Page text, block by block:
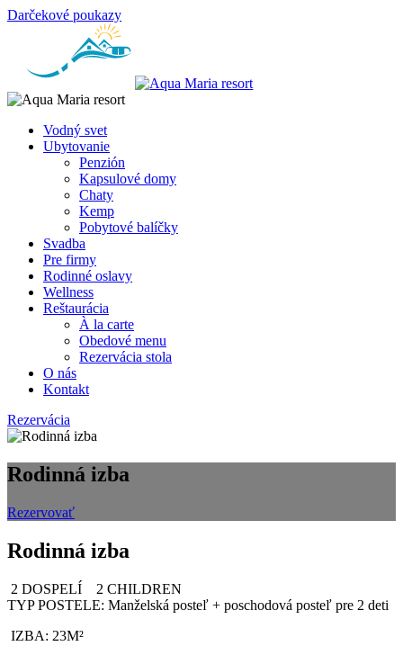
Darčekové poukazy
Vodný svet
Ubytovanie
Penzión
Kapsulové domy
Chaty
Kemp
Pobytové balíčky
Svadba
Pre firmy
Rodinné oslavy
Wellness
Reštaurácia
À la carte
Obedové menu
Rezervácia stola
O nás
Kontakt
Rezervácia
Rodinná izba
Rezervovať
Rodinná izba
2 DOSPELÍ
2 CHILDREN
TYP POSTELE: Manželská posteľ + poschodová posteľ pre 2 deti
IZBA: 23M²